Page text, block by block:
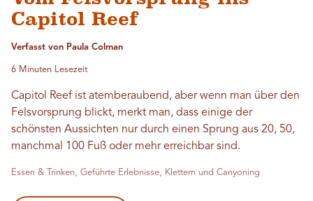
Capitol Reef
Verfasst von Paula Colman
6 Minuten Lesezeit
Capitol Reef ist atemberaubend, aber wenn man über den
Felsvorsprung blickt, merkt man, dass einige der
schönsten Aussichten nur durch einen Sprung aus 20, 50,
manchmal 100 Fuß oder mehr erreichbar sind.
Essen & Trinken, Geführte Erlebnisse, Klettern und Canyoning